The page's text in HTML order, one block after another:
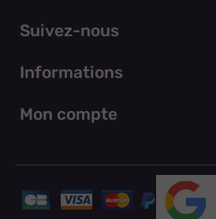
Suivez-nous
Informations
Mon compte